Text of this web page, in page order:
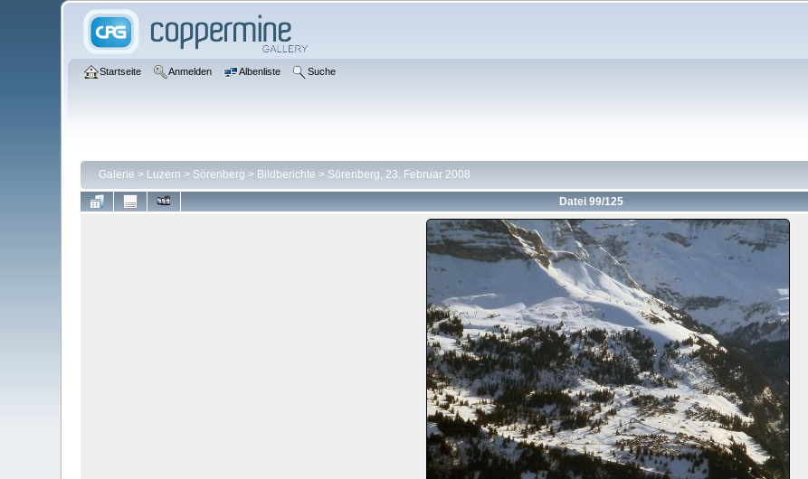
Startseite Anmelden Albenliste Suche
Galerie > Luzern > Sörenberg > Bildberichte > Sörenberg, 23. Februar 2008
Datei 99/125